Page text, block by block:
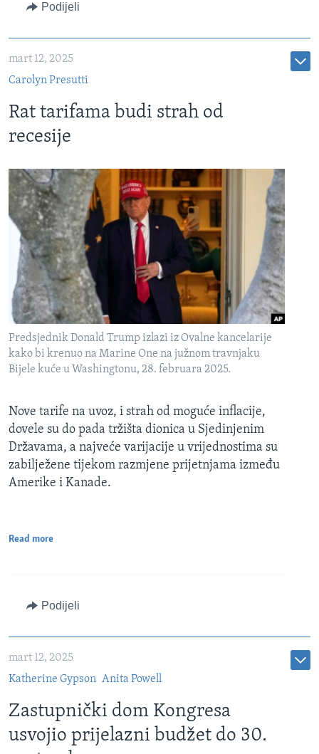
Podijeli
mart 12, 2025
Carolyn Presutti
Rat tarifama budi strah od
recesije
Predsjednik Donald Trump izlazi iz Ovalne kancelarije
kako bi krenuo na Marine One na južnom travnjaku
Bijele kuće u Washingtonu, 28. februara 2025.
Nove tarife na uvoz, i strah od moguće inflacije,
dovele su do pada tržišta dionica u Sjedinjenim
Državama, a najveće varijacije u vrijednostima su
zabilježene tijekom razmjene prijetnjama između
Amerike i Kanade.
Read more
Podijeli
mart 12, 2025
Katherine Gypson Anita Powell
Zastupnički dom Kongresa
usvojio prijelazni budžet do 30.